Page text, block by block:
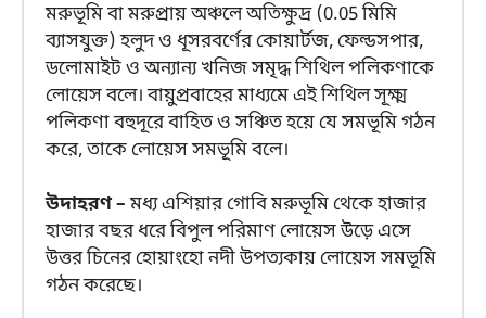
মরুভূমি বা মরুপ্রায় অঞ্চলে অতিক্ষুদ্র (0.05 মিমি
ব্যাসযুক্ত) হলুদ ও ধূসরবর্ণের কোয়ার্টজ, ফেল্ডসপার,
ডলোমাইট ও অন্যান্য খনিজ সমৃদ্ধ শিথিল পলিকণাকে
লোয়েস বলে। বায়ুপ্রবাহের মাধ্যমে এই শিথিল সূক্ষ্ম
পলিকণা বহুদূরে বাহিত ও সঞ্চিত হয়ে যে সমভূমি গঠন
করে, তাকে লোয়েস সমভূমি বলে।
উদাহরণ –মধ্য এশিয়ার গোবি মরুভূমি থেকে হাজার
হাজার বছর ধরে বিপুল পরিমাণ লোয়েস উড়ে এসে
উত্তর চিনের হোয়াংহো নদী উপত্যকায় লোয়েস সমভূমি
গঠন করেছে।